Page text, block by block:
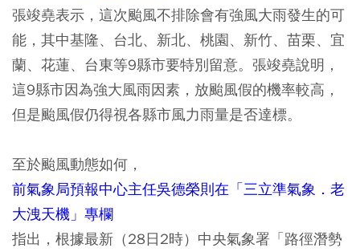
張竣堯表示，這次颱風不排除會有強風大雨發生的可
能，其中基隆、台北、新北、桃園、新竹、苗栗、宜
蘭、花蓮、台東等9縣市要特別留意。張竣堯說明，
這9縣市因為強大風雨因素，放颱風假的機率較高，
但是颱風假仍得視各縣市風力雨量是否達標。
至於颱風動態如何，
前氣象局預報中心主任吳德榮則在「三立準氣象．老
大洩天機」專欄
指出，根據最新（28日2時）中央氣象署「路徑潛勢